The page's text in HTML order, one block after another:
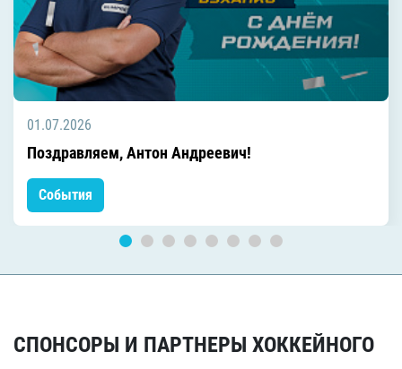
01.07.2026
Поздравляем, Антон Андреевич!
События
СПОНСОРЫ И ПАРТНЕРЫ ХОККЕЙНОГО